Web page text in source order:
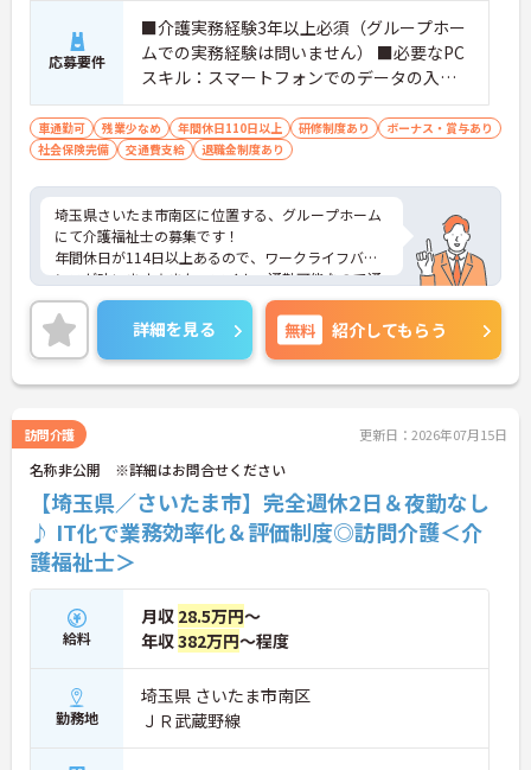
応募要件
■介護実務経験3年以上必須（グループホー
ムでの実務経験は問いません） ■必要なPC
スキル：スマートフォンでのデータの入力
が必須
車通勤可 残業少なめ 年間休日110日以上 研修制度あり
ボーナス・賞与あり
社会保険完備
交通費支給 退職金制度あり
埼玉県さいたま市南区に位置する、グループホーム
にて介護福祉士の募集です！
年間休日が114日以上あるので、ワークライフバラ
ンスが叶います☆また、マイカー通勤可能なので通
勤らくらくです◎
ご興味のある方には、面接対策ポイントなど、さら
に詳細をお話しいたしますのでお気軽にご相談くだ
さい！
詳細を見る 無料 紹介してもらう
訪問介護 更新日：2026年07月15日
名称非公開 ※詳細はお問合せください
【埼玉県／さいたま市】完全週休2日＆夜勤なし
♪ IT化で業務効率化＆評価制度◎訪問介護＜介
護福祉士＞
給料
月収 28.5万円～
年収382万円～程度
勤務地
埼玉県 さいたま市南区
ＪＲ武蔵野線